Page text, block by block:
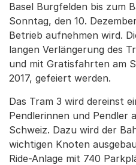
Basel Burgfelden bis zum
Sonntag, den 10.
Betrieb aufnehmen wird.
langen Verlängerung des
und mit Gratisfahrten am
2017, gefeiert werden.
Das Tram 3 wird dereinst
Pendlerinnen und Pendler
Schweiz. Dazu wird der
wichtigen Knoten
Ride-Anlage mit 740